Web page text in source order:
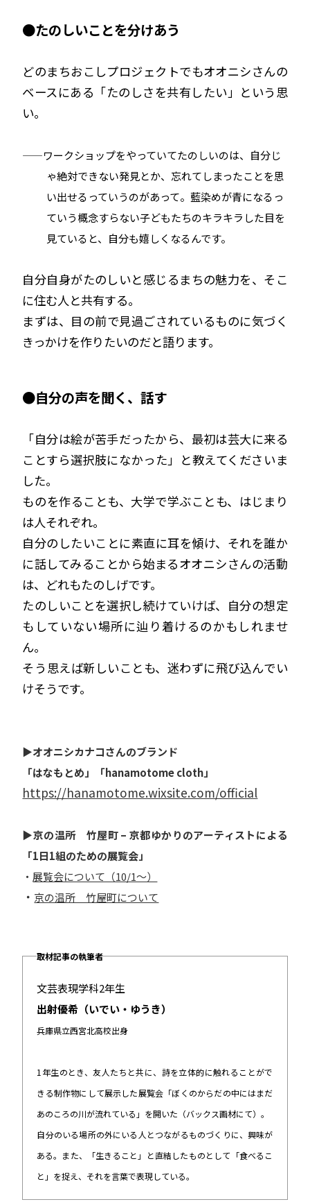
●たのしいことを分けあう
どのまちおこしプロジェクトでもオオニシさんの
ベースにある「たのしさを共有したい」という思
い。
——ワークショップをやっていてたのしいのは、自分じ
ゃ絶対できない発見とか、忘れてしまったことを思
い出せるっていうのがあって。藍染めが青になるっ
ていう概念すらない子どもたちのキラキラした目を
見ていると、自分も嬉しくなるんです。
自分自身がたのしいと感じるまちの魅力を、そこ
に住む人と共有する。
まずは、目の前で見過ごされているものに気づく
きっかけを作りたいのだと語ります。
●自分の声を聞く、話す
「自分は絵が苦手だったから、最初は芸大に来る
ことすら選択肢になかった」と教えてくださいま
した。
ものを作ることも、大学で学ぶことも、はじまり
は人それぞれ。
自分のしたいことに素直に耳を傾け、それを誰か
に話してみることから始まるオオニシさんの活動
は、どれもたのしげです。
たのしいことを選択し続けていけば、自分の想定
もしていない場所に辿り着けるのかもしれませ
ん。
そう思えば新しいことも、迷わずに飛び込んでい
けそうです。
▶オオニシカナコさんのブランド
「はなもとめ」「hanamotome cloth」
https://hanamotome.wixsite.com/official
▶京の温所 竹屋町 – 京都ゆかりのアーティストによる
「1日1組のための展覧会」
・展覧会について（10/1〜）
・ 京の温所 竹屋町について
取材記事の執筆者
文芸表現学科2年生
出射優希（いでい・ゆうき）
兵庫県立西宮北高校出身
1年生のとき、友人たちと共に、詩を立体的に触れることがで
きる制作物にして展示した展覧会「ぼくのからだの中にはまだ
あのころの川が流れている」を開いた（バックス画材にて）。
自分のいる場所の外にいる人とつながるものづくりに、興味が
ある。 また、「生きること」と直結したものとして「食べるこ
と」を捉え、それを言葉で表現している。